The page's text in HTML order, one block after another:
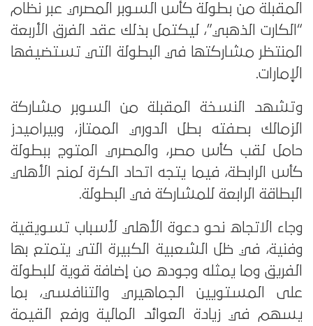
المقبلة من بطولة كأس السوبر المصري عبر نظام
“الكارت الذهبي”، ليكتمل بذلك عقد الفرق الأربعة
المنتظر مشاركتها في البطولة التي تستضيفها
الإمارات.
وتشهد النسخة المقبلة من السوبر مشاركة
الزمالك بصفته بطل الدوري الممتاز، وبيراميدز
حامل لقب كأس مصر، والمصري المتوج ببطولة
كأس الرابطة، فيما يتجه اتحاد الكرة لمنح الأهلي
البطاقة الرابعة للمشاركة في البطولة.
وجاء الاتجاه نحو دعوة الأهلي لأسباب تسويقية
وفنية، في ظل الشعبية الكبيرة التي يتمتع بها
الفريق وما يمثله وجوده من إضافة قوية للبطولة
على المستويين الجماهيري والتنافسي، بما
يسهم في زيادة العوائد المالية ورفع القيمة